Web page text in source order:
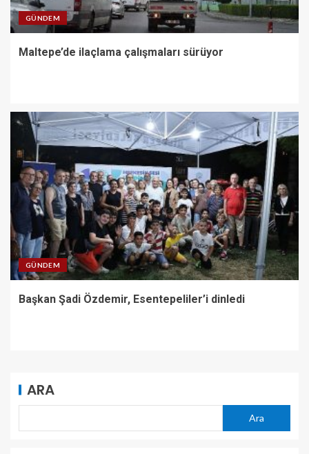
GÜNDEM
Maltepe’de ilaçlama çalışmaları sürüyor
GÜNDEM
Başkan Şadi Özdemir, Esentepeliler’i dinledi
ARA
Ara